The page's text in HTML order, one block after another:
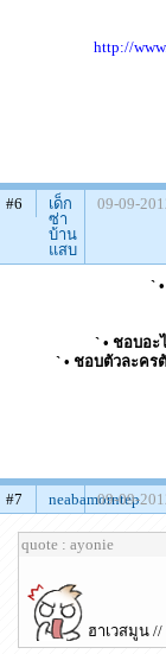
http://
#6
เด็ก
ซ่า
บ้าน
แสบ
09-09-
`
` • ชอบอะ
` • ชอบตัวละคร
#7 neabamorntep
09-09-
quote : ayonie
ฮาเวสมูน